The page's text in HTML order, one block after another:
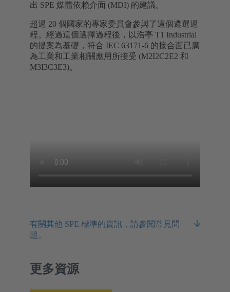
出 SPE 媒體依賴介面 (MDI) 的建議。
超過 20 個國家的專家委員會參與了這個遴選過
程。經過這個選擇過程後，以浩亭 T1 Industrial
的提案為基礎，符合 IEC 63171-6 的接合面已廣
為工業和工業相關應用所接受 (M2I2C2E2 和
M3I3C3E3)。
有關其他 SPE 標準的資訊，請參閱常見問
題。
更多資源